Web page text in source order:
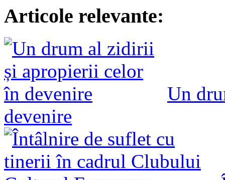
Articole relevante:
Un
devenire